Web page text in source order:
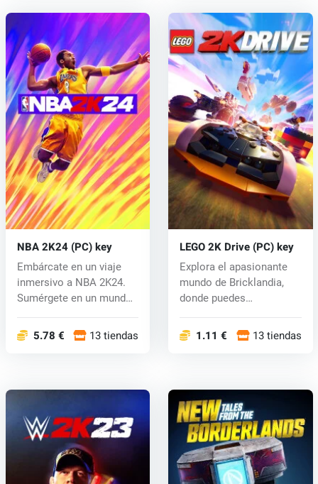
NBA 2K24 (PC) key
Embárcate en un viaje
inmersivo a NBA 2K24.
Sumérgete en un mundo
5.78 € 13 tiendas
LEGO 2K Drive (PC) key
Explora el apasionante
mundo de Bricklandia,
donde puedes
1.11 € 13 tiendas